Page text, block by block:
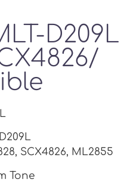
D209L
SCX4826, ML2855
Tone